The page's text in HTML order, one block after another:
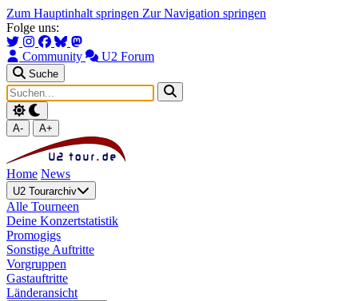
Zum Hauptinhalt springen Zur Navigation springen
Folge uns:
Community U2 Forum
Suche
A- A+
Home News
U2 Tourarchiv
Alle Tourneen
Deine Konzertstatistik
Promogigs
Sonstige Auftritte
Vorgruppen
Gastauftritte
Länderansicht